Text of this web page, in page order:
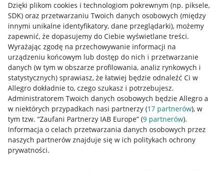
Dzięki plikom cookies i technologiom pokrewnym (np. piksele,
SDK) oraz przetwarzaniu Twoich danych osobowych (między
innymi unikalne identyfikatory, dane przeglądarki), możemy
zapewnić, że dopasujemy do Ciebie wyświetlane treści.
Wyrażając zgodę na przechowywanie informacji na
urządzeniu końcowym lub dostęp do nich i przetwarzanie
danych (w tym w obszarze profilowania, analiz rynkowych i
statystycznych) sprawiasz, że łatwiej będzie odnaleźć Ci w
Allegro dokładnie to, czego szukasz i potrzebujesz.
Administratorem Twoich danych osobowych będzie Allegro a
w niektórych przypadkach nasi partnerzy (17 partnerów), w
tym tzw. “Zaufani Partnerzy IAB Europe” (9 partnerów).
Informacja o celach przetwarzania danych osobowych przez
naszych partnerów znajduje się w ich politykach ochrony
prywatności.
Przydatne informacje
Jak to działa